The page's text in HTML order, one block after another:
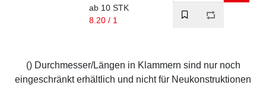
ab 10 STK
8.20 / 1
() Durchmesser/Längen in Klammern sind nur noch
eingeschränkt erhältlich und nicht für Neukonstruktionen